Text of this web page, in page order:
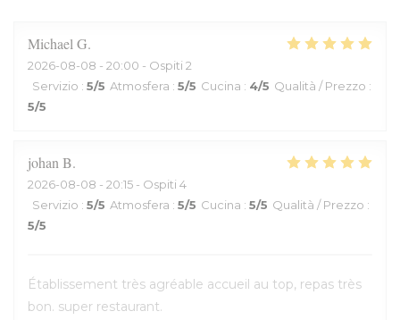
Michael G
2026-08-08 - 20:00 - Ospiti 2
Servizio : 5/5 Atmosfera : 5/5 Cucina : 4/5 Qualità / Prezzo :
5/5
johan B
2026-08-08 - 20:15 - Ospiti 4
Servizio : 5/5 Atmosfera : 5/5 Cucina : 5/5 Qualità / Prezzo :
5/5
Établissement très agréable accueil au top, repas très
bon. super restaurant.